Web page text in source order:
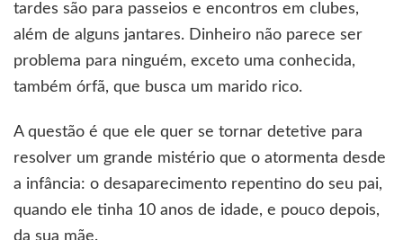
tardes são para passeios e encontros em clubes,
além de alguns jantares. Dinheiro não parece ser
problema para ninguém, exceto uma conhecida,
também órfã, que busca um marido rico.
A questão é que ele quer se tornar detetive para
resolver um grande mistério que o atormenta desde
a infância: o desaparecimento repentino do seu pai,
quando ele tinha 10 anos de idade, e pouco depois,
da sua mãe.